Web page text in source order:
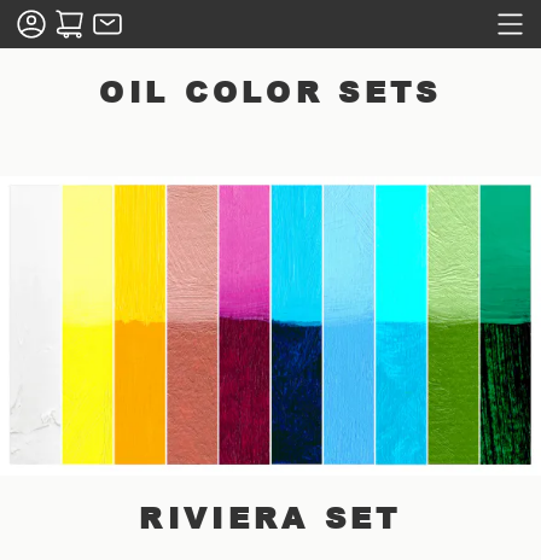
OIL COLOR SETS
RIVIERA SET